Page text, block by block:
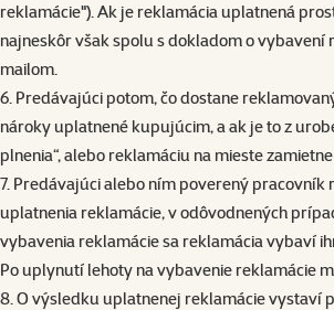
reklamácie"). Ak je reklamácia uplatnená
najneskôr však spolu s dokladom o
mailom.
6. Predávajúci potom, čo dostane
nároky uplatnené kupujúcim, a ak je to z
plnenia“, alebo reklamáciu na mieste
7. Predávajúci alebo ním poverený
uplatnenia reklamácie, v odôvodnených
vybavenia reklamácie sa reklamácia vybaví
Po uplynutí lehoty na vybavenie reklamácie
8. O výsledku uplatnenej reklamácie vystaví